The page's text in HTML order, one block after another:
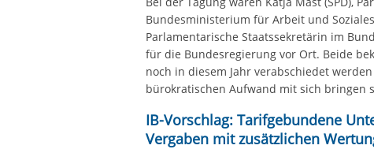
Bundesministerium für Arbeit und
Parlamentarische Staatssekretärin im
für die Bundesregierung vor Ort. Beide
noch in diesem Jahr verabschiedet
bürokratischen Aufwand mit sich bringen
IB-Vorschlag: Tarifgebundene
Vergaben mit zusätzlichen